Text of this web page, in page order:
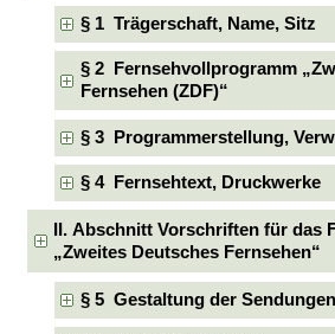
§ 1 Trägerschaft, Name, Sitz
§ 2 Fernsehvollprogramm
Fernsehen (ZDF)“
§ 3 Programmerstellung,
§ 4 Fernsehtext, Druckwerke
II. Abschnitt Vorschriften für das
„Zweites Deutsches Fernsehen“
§ 5 Gestaltung der Sendungen